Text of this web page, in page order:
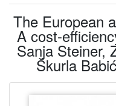
The European
A cost-
Sanja Steiner,
Škurla